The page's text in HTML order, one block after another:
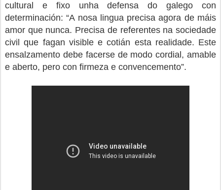
cultural e fixo unha defensa do galego con
determinación: “A nosa lingua precisa agora de máis
amor que nunca. Precisa de referentes na sociedade
civil que fagan visible e cotián esta realidade. Este
ensalzamento debe facerse de modo cordial, amable
e aberto, pero con firmeza e convencemento”.